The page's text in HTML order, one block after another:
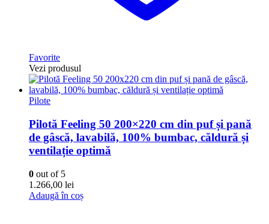
Favorite
Vezi produsul
Pilote
Pilotă Feeling 50 200×220 cm din puf și pană
de gâscă, lavabilă, 100% bumbac, căldură și
ventilație optimă
0 out of 5
1.266,00 lei
Adaugă în coș